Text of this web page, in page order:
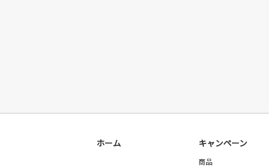
ホーム キャンペーン
商品